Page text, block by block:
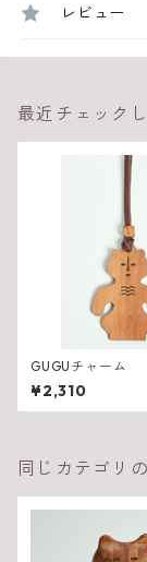
レビュー
最近チェック
GUGUチャーム
¥2,310
同じカテゴリ